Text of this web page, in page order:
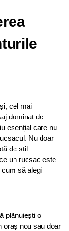
cel mai
dominat de
esențial care nu
Nu doar
de stil
un rucsac este
cum să alegi
plănuiești o
oraș nou sau doar